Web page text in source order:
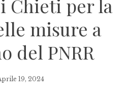
Chieti per la
misure a
del PNRR
19, 2024